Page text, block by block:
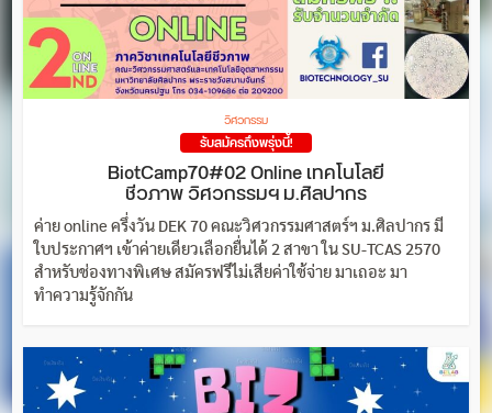
วิศวกรรม
รับสมัครถึงพรุ่งนี้!
BiotCamp70#02 Online เทคโนโลยี
ชีวภาพ วิศวกรรมฯ ม.ศิลปากร
ค่าย online ครึ่งวัน DEK 70 คณะวิศวกรรมศาสตร์ฯ ม.ศิลปากร มี
ใบประกาศฯ เข้าค่ายเดียวเลือกยื่นได้ 2 สาขา ใน SU-TCAS 2570
สำหรับช่องทางพิเศษ สมัครฟรีไม่เสียค่าใช้จ่าย มาเถอะ มา
ทำความรู้จักกัน